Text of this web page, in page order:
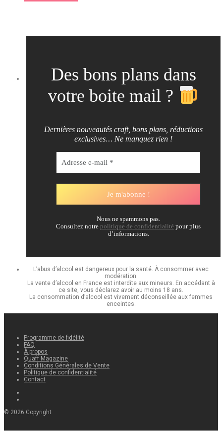
Des bons plans dans
votre boite mail ?
Dernières nouveautés craft, bons plans, réductions
exclusives… Ne manquez rien !
Nous ne spammons pas.
Consultez notre politique de confidentialité pour plus
d’informations.
L’abus d’alcool est dangereux pour la santé. À consommer avec
modération.
La vente d’alcool en France est interdite aux mineurs. En accédant à
ce site, vous déclarez avoir au moins 18 ans.
La consommation d’alcool est vivement déconseillée aux femmes
enceintes.
Programme de fidélité
FAQ
À propos
Quaff Magazine
Conditions Générales de Vente
Politique de confidentialité
Contact
© 2026 Copyright